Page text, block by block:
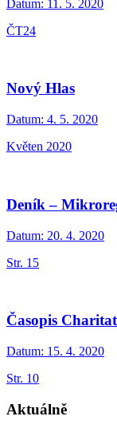
Datum: 11. 5. 2020
ČT24
Nový Hlas
Datum: 4. 5. 2020
Květen 2020
Deník –
Datum: 20. 4. 2020
Str. 15
Časopis
Datum: 15. 4. 2020
Str. 10
Aktuálně